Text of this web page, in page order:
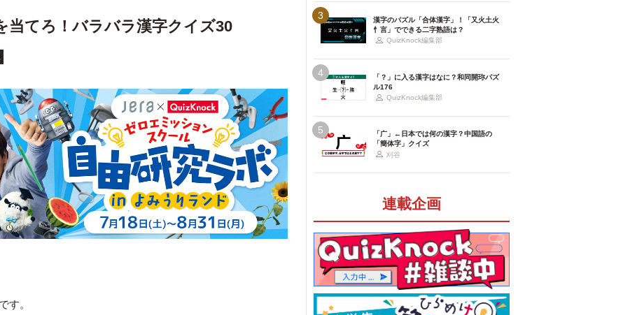
当てろ！バラバラ漢字クイズ30
す。
3
漢字のパズル「合体漢字」！「又火土火
忄言」でできる二字熟語は？
QuizKnock編集部
4
「？」に入る漢字はなに？和同開珎パズ
ル176
QuizKnock編集部
5
「广」←日本では何の漢字？中国語の
「簡体字」クイズ
刈谷
連載企画